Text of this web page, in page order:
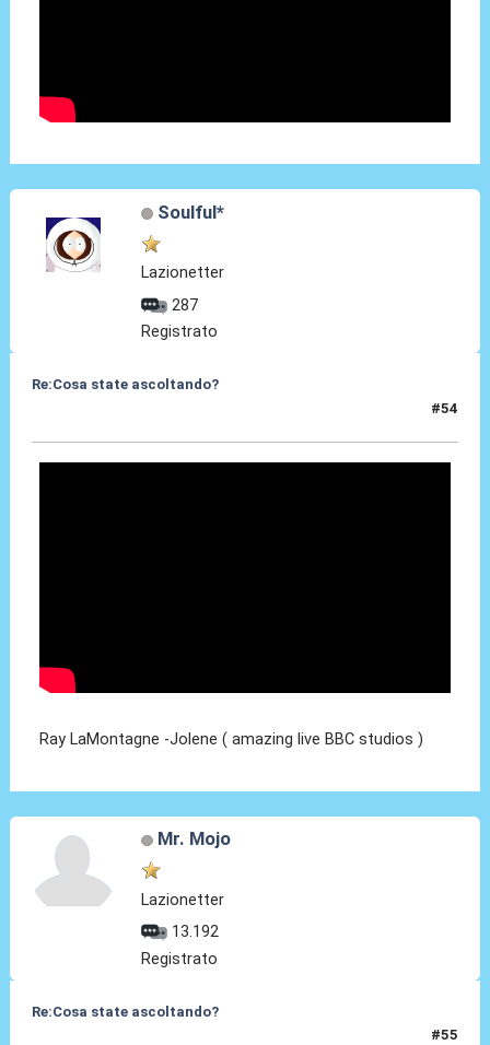
Soulful*
Lazionetter
287
Registrato
Re:Cosa state ascoltando?
#54
Ray LaMontagne -Jolene ( amazing live BBC studios )
Mr. Mojo
Lazionetter
13.192
Registrato
Re:Cosa state ascoltando?
#55